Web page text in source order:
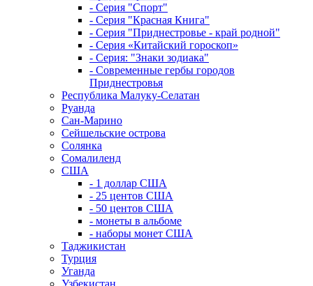
- Серия "Спорт"
- Серия "Красная Книга"
- Серия "Приднестровье - край родной"
- Серия «Китайский гороскоп»
- Серия: "Знаки зодиака"
- Современные гербы городов
Приднестровья
Республика Малуку-Селатан
Руанда
Сан-Марино
Сейшельские острова
Солянка
Сомалиленд
США
- 1 доллар США
- 25 центов США
- 50 центов США
- монеты в альбоме
- наборы монет США
Таджикистан
Турция
Уганда
Узбекистан